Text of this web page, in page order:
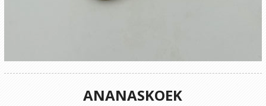
ANANASKOEK